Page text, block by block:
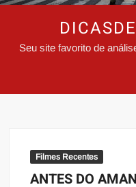
Seu site favorito de
Filmes Recentes
ANTES DO